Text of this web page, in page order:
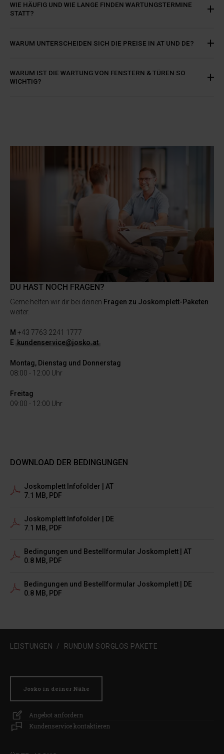
WIE HÄUFIG UND WIE LANGE FINDEN WARTUNGSTERMINE
STATT?
WARUM UNTERSCHEIDEN SICH DIE PREISE IN AT UND DE?
WARUM IST DIE WARTUNG VON FENSTERN & TÜREN SO
WICHTIG?
DU HAST NOCH FRAGEN?
Gerne helfen wir dir bei deinen Fragen zu Joskomplett-Paketen
weiter.
M +43 7763 2241 1777
E kundenservice@josko.at
Montag, Dienstag und Donnerstag
08:00 - 12:00 Uhr
Freitag
09:00 - 12:00 Uhr
DOWNLOAD DER BEDINGUNGEN
Joskomplett Infofolder | AT
7.1 MB, PDF
Joskomplett Infofolder | DE
7.1 MB, PDF
Bedingungen und Bestellformular Joskomplett | AT
0.8 MB, PDF
Bedingungen und Bestellformular Joskomplett | DE
0.8 MB, PDF
LEISTUNGEN RUNDUM SORGLOS PAKETE
Josko in deiner Nähe
Angebot anfordern
Kundenservice kontaktieren